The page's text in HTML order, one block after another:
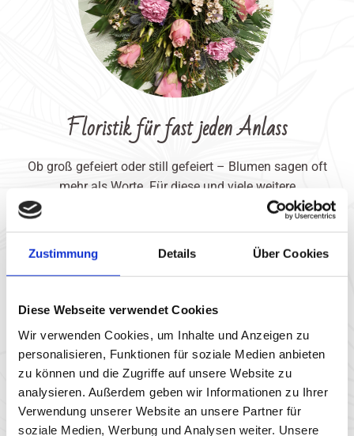
Zustimmung Details Über Cookies
Diese Webseite verwendet Cookies
Wir verwenden Cookies, um Inhalte und Anzeigen zu
personalisieren, Funktionen für soziale Medien anbieten
zu können und die Zugriffe auf unsere Website zu
analysieren. Außerdem geben wir Informationen zu Ihrer
Verwendung unserer Website an unsere Partner für
soziale Medien, Werbung und Analysen weiter. Unsere
Floristik für fast jeden Anlass
Ob groß gefeiert oder still gefeiert – Blumen sagen oft
mehr als Worte. Für diese und viele weitere
Gelegenheiten finden wir das passende florale
Liebesbeweise.